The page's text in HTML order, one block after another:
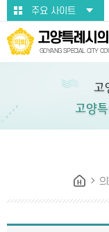
본문바로가기주요 사이트
고양특례시
GOYANG SPECIAL CITY